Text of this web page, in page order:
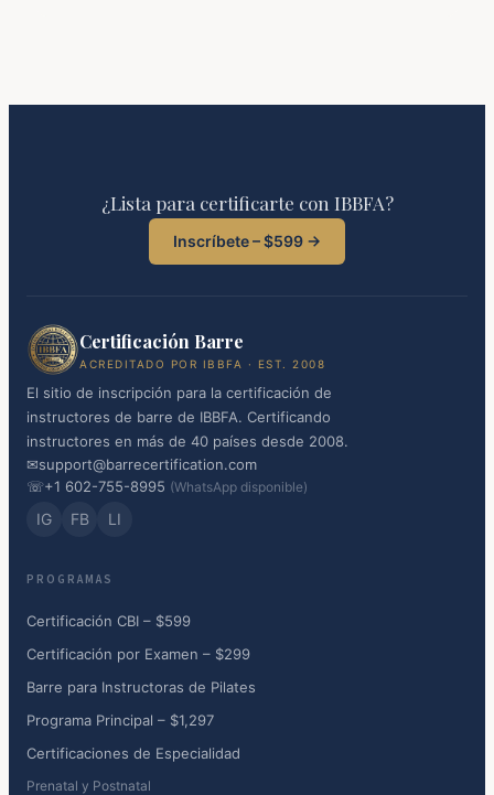
¿Lista para certificarte con IBBFA?
Inscríbete – $599 →
Certificación Barre
ACREDITADO POR IBBFA · EST. 2008
El sitio de inscripción para la certificación de
instructores de barre de IBBFA. Certificando
instructores en más de 40 países desde 2008.
✉support@barrecertification.com
☏+1 602-755-8995 (WhatsApp disponible)
IG FB LI
PROGRAMAS
Certificación CBI – $599
Certificación por Examen – $299
Barre para Instructoras de Pilates
Programa Principal – $1,297
Certificaciones de Especialidad
Prenatal y Postnatal